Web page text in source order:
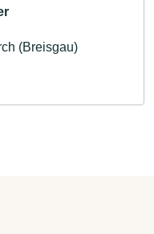
(Breisgau)